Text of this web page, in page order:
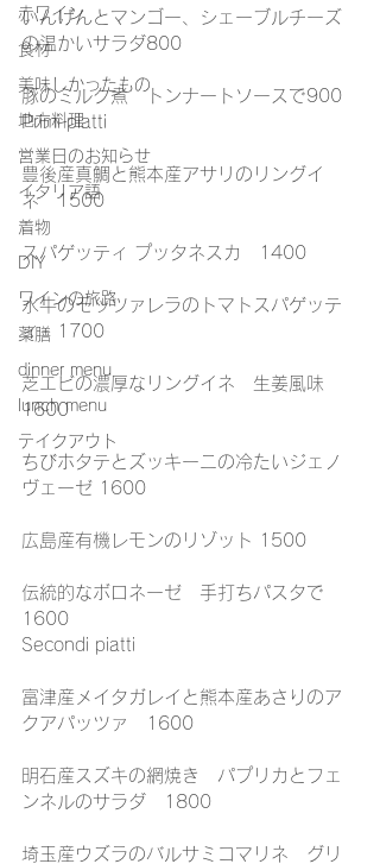
赤ワイン
食材
美味しかったもの
地方料理
営業日のお知らせ
イタリア語
着物
DIY
ワインの旅路
薬膳
dinner menu
lunch menu
テイクアウト
いんげんとマンゴー、シェーブルチーズ
の温かいサラダ800
豚のミルク煮　トンナートソースで900
Primi piatti
豊後産真鯛と熊本産アサリのリングイ
ネ　1500
スパゲッティ プッタネスカ　1400
水牛のモッツァレラのトマトスパゲッテ
ィ　1700
芝エビの濃厚なリングイネ　生姜風味
1600
ちびホタテとズッキーニの冷たいジェノ
ヴェーゼ 1600
広島産有機レモンのリゾット 1500
伝統的なボロネーゼ　手打ちパスタで
1600
Secondi piatti
富津産メイタガレイと熊本産あさりのア
クアパッツァ　1600
明石産スズキの網焼き　パプリカとフェ
ンネルのサラダ　1800
埼玉産ウズラのバルサミコマリネ　グリ